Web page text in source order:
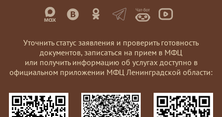
Уточнить статус заявления и проверить готовность
документов, записаться на прием в МФЦ
или получить информацию об услугах доступно в
официальном приложении МФЦ Ленинградской области: